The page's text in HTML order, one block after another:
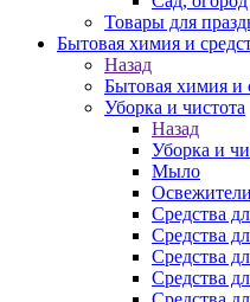
Товары для
Бытовая химия и
Назад
Бытовая химия и
Уборка и чистота
Назад
Уборка и
Мыло
Средства
Средства
Средства
Средства